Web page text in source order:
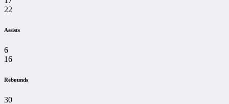
22
Assists
6
16
Rebounds
30